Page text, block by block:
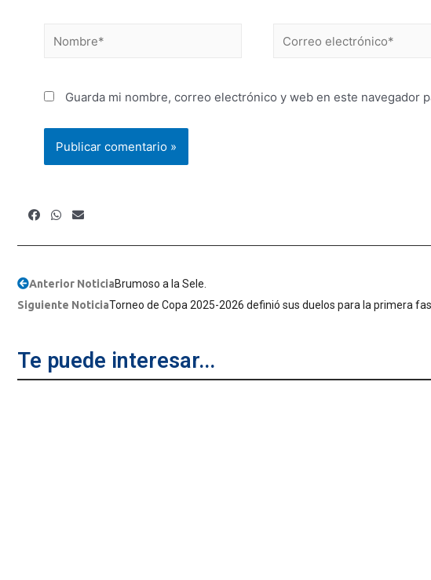
Guarda mi nombre, correo electrónico y web en este navegador
Anterior NoticiaBrumoso a la Sele.
Siguiente NoticiaTorneo de Copa 2025-2026 definió sus duelos para la primera
Te puede interesar...